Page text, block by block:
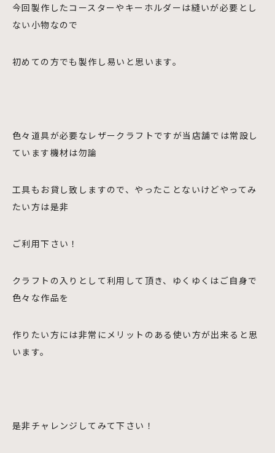
今回製作したコースターやキーホルダーは縫いが必要とし
ない小物なので
初めての方でも製作し易いと思います。
色々道具が必要なレザークラフトですが当店舗では常設し
ています機材は勿論
工具もお貸し致しますので、やったことないけどやってみ
たい方は是非
ご利用下さい！
クラフトの入りとして利用して頂き、ゆくゆくはご自身で
色々な作品を
作りたい方には非常にメリットのある使い方が出来ると思
います。
是非チャレンジしてみて下さい！